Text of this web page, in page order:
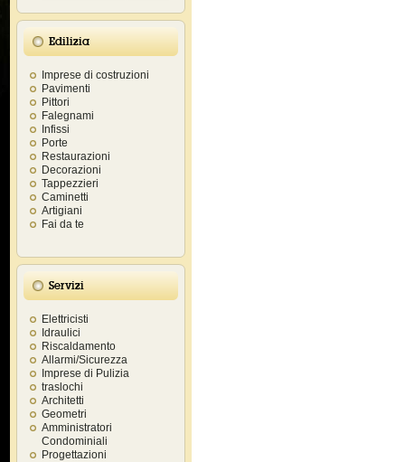
Edilizia
Imprese di costruzioni
Pavimenti
Pittori
Falegnami
Infissi
Porte
Restaurazioni
Decorazioni
Tappezzieri
Caminetti
Artigiani
Fai da te
Servizi
Elettricisti
Idraulici
Riscaldamento
Allarmi/Sicurezza
Imprese di Pulizia
traslochi
Architetti
Geometri
Amministratori
Condominiali
Progettazioni